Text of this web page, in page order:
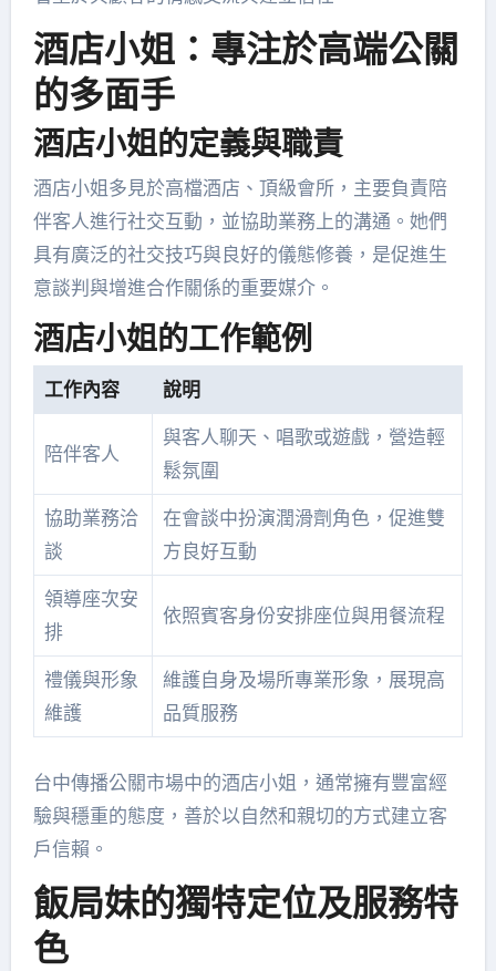
酒店小姐：專注於高端公關
的多面手
酒店小姐的定義與職責
酒店小姐多見於高檔酒店、頂級會所，主要負責陪
伴客人進行社交互動，並協助業務上的溝通。她們
具有廣泛的社交技巧與良好的儀態修養，是促進生
意談判與增進合作關係的重要媒介。
酒店小姐的工作範例
工作內容 說明
陪伴客人
與客人聊天、唱歌或遊戲，營造輕
鬆氛圍
協助業務洽
談
在會談中扮演潤滑劑角色，促進雙
方良好互動
領導座次安
排
依照賓客身份安排座位與用餐流程
禮儀與形象
維護
維護自身及場所專業形象，展現高
品質服務
台中傳播公關市場中的酒店小姐，通常擁有豐富經
驗與穩重的態度，善於以自然和親切的方式建立客
戶信賴。
飯局妹的獨特定位及服務特
色